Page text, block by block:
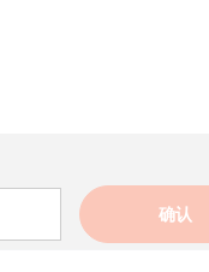
确认